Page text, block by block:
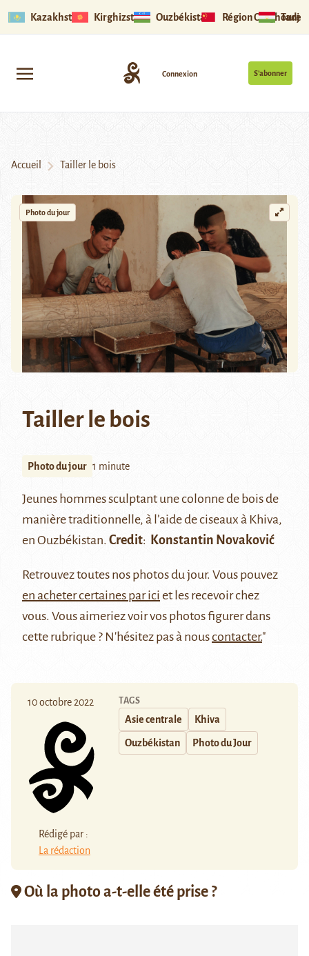
Kazakhstan Kirghizstan Ouzbékistan Région Ouïghoure
S’abonner
Connexion
Accueil Tailler le bois
Photo du jour
Tailler le bois
Photo du jour 1 minute
Jeunes hommes sculptant une colonne de bois de
manière traditionnelle, à l’aide de ciseaux à Khiva,
en Ouzbékistan. Credit: Konstantin Novaković
Retrouveztoutes nos photos du jour. Vous pouvez
en acheter certaines par ici et les recevoir chez
vous. Vous aimeriez voir vos photos figurer dans
cette rubrique ? N'hésitez pas à nouscontacter."
10 octobre 2022
Rédigé par :
La rédaction
TAGS
Asie centrale Khiva
Ouzbékistan Photo du Jour
Où la photo a-t-elle été prise ?